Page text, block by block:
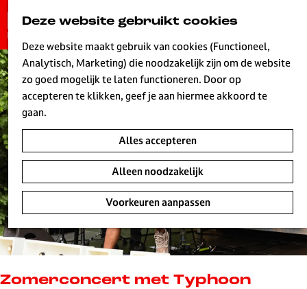
Deze website gebruikt cookies
Deze website maakt gebruik van cookies (Functioneel,
Analytisch, Marketing) die noodzakelijk zijn om de website
zo goed mogelijk te laten functioneren. Door op
accepteren te klikken, geef je aan hiermee akkoord te
gaan.
Alles accepteren
Alleen noodzakelijk
Voorkeuren aanpassen
a
n
a
a
r
e
o
m
e
p
a
g
e
L
Zomerconcert met Typhoon